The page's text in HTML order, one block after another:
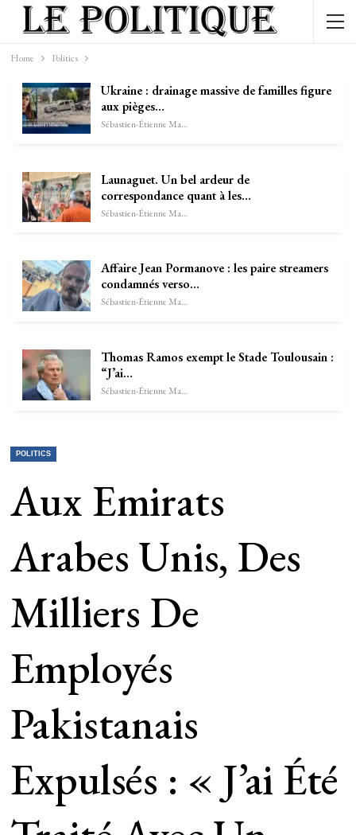
Home Politics
Ukraine : drainage massive de familles figure
aux pièges…
Sébastien-Étienne Marechal
Launaguet. Un bel ardeur de
correspondance quant à les…
Sébastien-Étienne Marechal
Affaire Jean Pormanove : les paire streamers
condamnés verso…
Sébastien-Étienne Marechal
Thomas Ramos exempt le Stade Toulousain :
“J’ai…
Sébastien-Étienne Marechal
POLITICS
Aux Emirats
Arabes Unis, Des
Milliers De
Employés
Pakistanais
Expulsés : « J’ai Été